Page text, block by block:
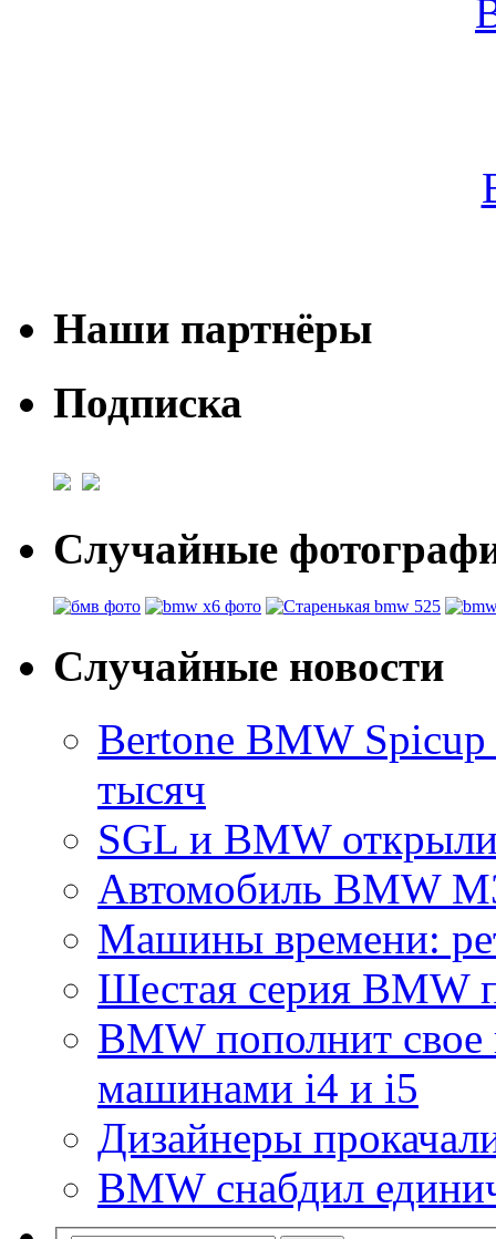
Наши партнёры
Подписка
Случайные
Случайные новости
Bertone BMW Spicup
тысяч
SGL и BMW
Автомобиль BMW
Машины времени:
Шестая серия BMW
BMW пополнит свое
машинами i4 и i5
Дизайнеры
BMW снабдил